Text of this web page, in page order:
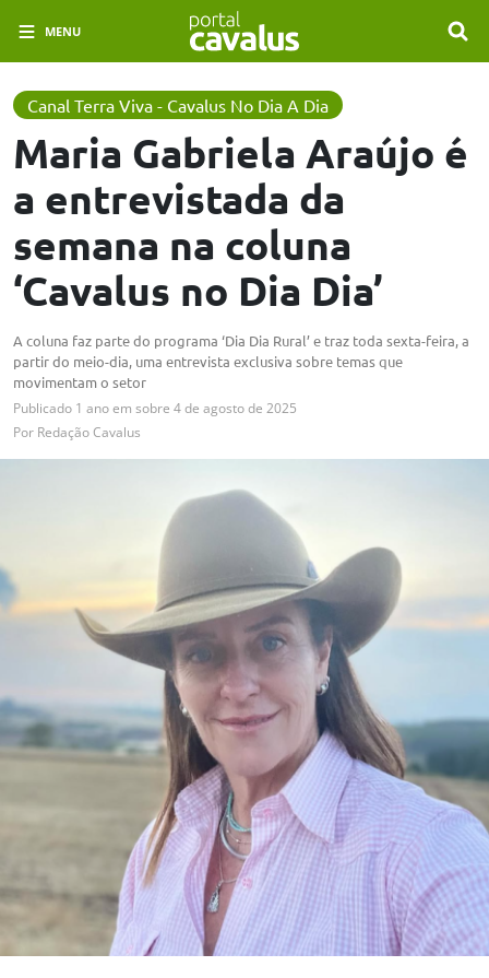
MENU
Canal Terra Viva - Cavalus No Dia A Dia
Maria Gabriela Araújo é
a entrevistada da
semana na coluna
‘Cavalus no Dia Dia’
A coluna faz parte do programa ‘Dia Dia Rural’ e traz toda sexta-feira, a
partir do meio-dia, uma entrevista exclusiva sobre temas que
movimentam o setor
Publicado 1 ano em sobre 4 de agosto de 2025
Por Redação Cavalus